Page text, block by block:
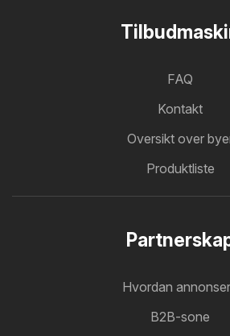
FAQ
Kontakt
Oversikt over
Produktliste
Hvordan
B2B-sone